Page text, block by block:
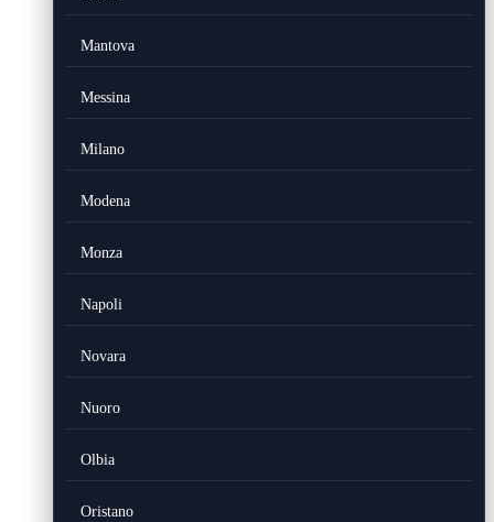
Mantova
Messina
Milano
Modena
Monza
Napoli
Novara
Nuoro
Olbia
Oristano